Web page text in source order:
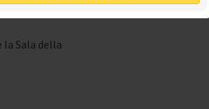
Sala della